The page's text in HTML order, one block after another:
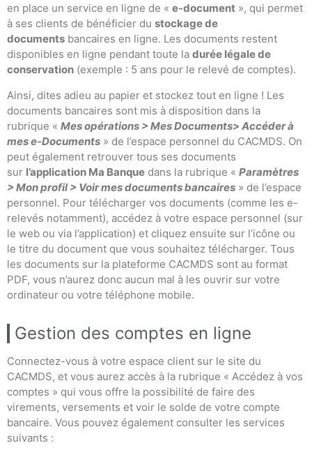
en place un service en ligne de « e-document », qui permet
à ses clients de bénéficier du stockage de
documents bancaires en ligne. Les documents restent
disponibles en ligne pendant toute la durée légale de
conservation (exemple : 5 ans pour le relevé de comptes).
Ainsi, dites adieu au papier et stockez tout en ligne ! Les
documents bancaires sont mis à disposition dans la
rubrique « Mes opérations > Mes Documents> Accéder à
mes e-Documents » de l’espace personnel du CACMDS. On
peut également retrouver tous ses documents
sur l’application Ma Banque dans la rubrique « Paramètres
> Mon profil > Voir mes documents bancaires » de l’espace
personnel. Pour télécharger vos documents (comme les e-
relevés notamment), accédez à votre espace personnel (sur
le web ou via l’application) et cliquez ensuite sur l’icône ou
le titre du document que vous souhaitez télécharger. Tous
les documents sur la plateforme CACMDS sont au format
PDF, vous n’aurez donc aucun mal à les ouvrir sur votre
ordinateur ou votre téléphone mobile.
Gestion des comptes en ligne
Connectez-vous à votre espace client sur le site du
CACMDS, et vous aurez accès à la rubrique « Accédez à vos
comptes » qui vous offre la possibilité de faire des
virements, versements et voir le solde de votre compte
bancaire. Vous pouvez également consulter les services
suivants :